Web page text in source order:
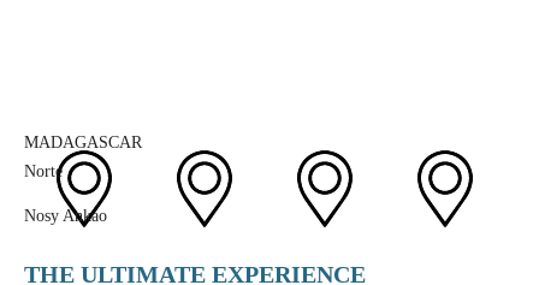
MADAGASCAR
Norte
Nosy Ankao
THE ULTIMATE EXPERIENCE